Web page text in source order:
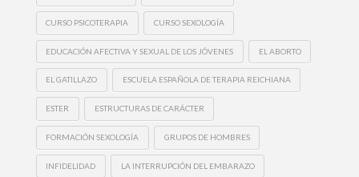
CURSO PSICOTERAPIA CURSO SEXOLOGÍA
EDUCACIÓN AFECTIVA Y SEXUAL DE LOS JÓVENES EL ABORTO
EL GATILLAZO ESCUELA ESPAÑOLA DE TERAPIA REICHIANA
ESTER ESTRUCTURAS DE CARÁCTER
FORMACIÓN SEXOLOGÍA GRUPOS DE HOMBRES
INFIDELIDAD LA INTERRUPCIÓN DEL EMBARAZO